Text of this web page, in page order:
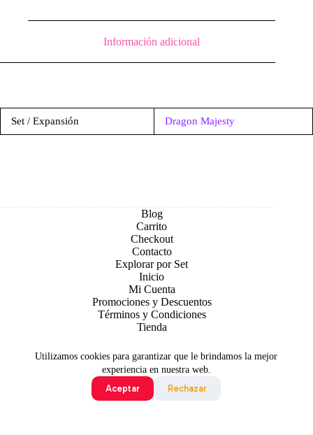
Utilizamos cookies para garantizar que le brindamos la mejor
experiencia en nuestra web.
Aceptar
Rechazar
Información adicional
Set / Expansión Dragon Majesty
Blog
Carrito
Checkout
Contacto
Explorar por Set
Inicio
Mi Cuenta
Promociones y Descuentos
Términos y Condiciones
Tienda
Todo contenido original es sujeto de Copyright © 2026 TCG